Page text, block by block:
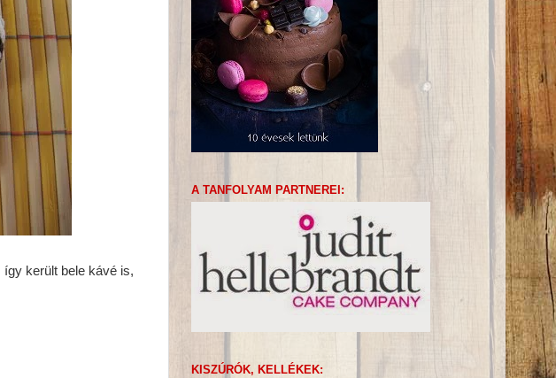
került bele kávé is,
A TANFOLYAM PARTNEREI:
KISZÚRÓK, KELLÉKEK: